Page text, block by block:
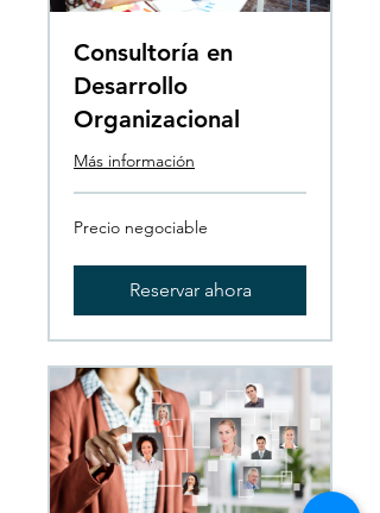
Consultoría en
Desarrollo
Organizacional
Más información
Precio
negociable
Precio negociable
Reservar ahora